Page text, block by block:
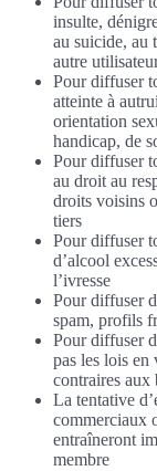
insulte,
au suicide, au
autre
Pour diffuser
atteinte à
orientation
handicap, de
Pour diffuser
au droit au
droits voisins
tiers
Pour diffuser
d’alcool
l’ivresse
Pour diffuser
spam, profils
Pour diffuser
pas les lois en
contraires
La tentative
commerciaux
entraîneront
membre